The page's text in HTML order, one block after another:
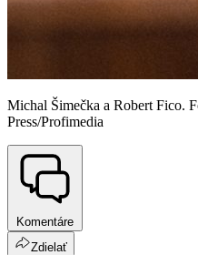
Michal Šimečka a Robert Fico.
Press/Profimedia
Komentáre
Zdielať